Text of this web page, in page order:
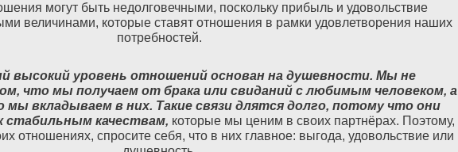
могут быть недолговечными, поскольку прибыль и удовольствие
величинами, которые ставят отношения в рамки удовлетворения наших
потребностей.
высокий уровень отношений основан на душевности. Мы не
что мы получаем от брака или свиданий с любимым человеком, а
мы вкладываем в них. Такие связи длятся долго, потому что они
стабильным качествам, которые мы ценим в своих партнёрах. Поэтому,
отношениях, спросите себя, что в них главное: выгода, удовольствие или